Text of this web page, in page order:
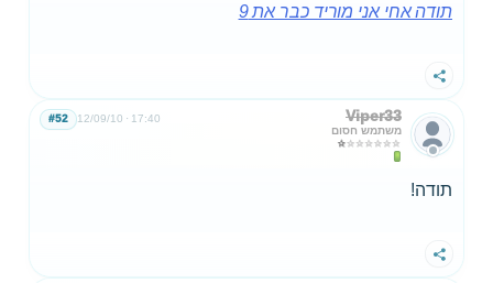
תודה אחי אני מוריד כבר את 9
שתף
Viper33
משתמש חסום
12/09/10 17:40
#52
תודה!
שתף